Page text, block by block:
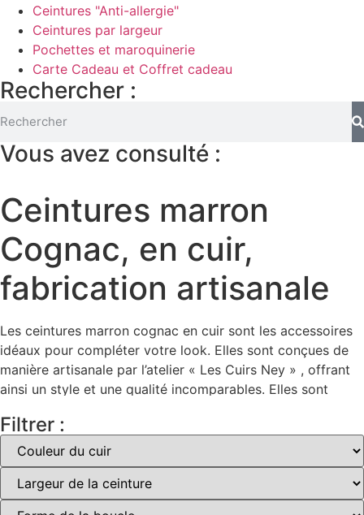
Ceintures "Anti-allergie"
Ceintures par largeur
Pochettes et maroquinerie
Carte Cadeau et Coffret cadeau
Rechercher :
Vous avez consulté :
Ceintures marron
Cognac, en cuir,
fabrication artisanale
Les ceintures marron cognac en cuir sont les accessoires
idéaux pour compléter votre look. Elles sont conçues de
manière artisanale par l’atelier « Les Cuirs Ney » , offrant
ainsi un style et une qualité incomparables. Elles sont
passants, ce qui permet un ajustement parfait. Elles sont
également faites de cuir véritable, ce qui les rend
résistantes, robustes et durables. Elles sont disponibles
dans une variété de styles et peuvent être portées avec
des tenues formelles et décontractées.
Filtrer :